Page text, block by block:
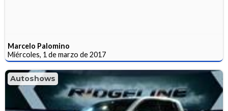
Marcelo Palomino
Miércoles, 1 de marzo de 2017
Autoshows